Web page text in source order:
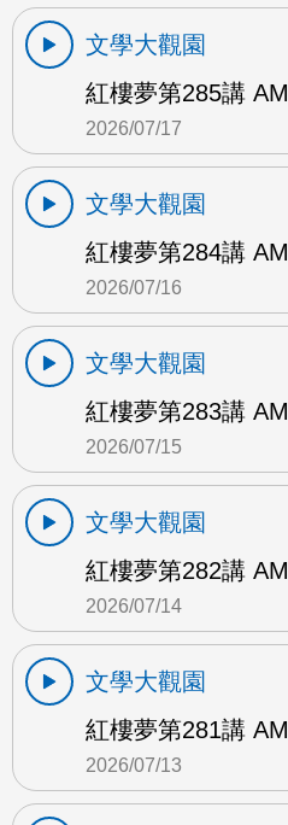
文學大觀園
紅樓夢第285講 AM
2026/07/17
文學大觀園
紅樓夢第284講 AM
2026/07/16
文學大觀園
紅樓夢第283講 AM
2026/07/15
文學大觀園
紅樓夢第282講 AM
2026/07/14
文學大觀園
紅樓夢第281講 AM
2026/07/13